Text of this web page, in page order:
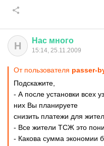
Н Нас много
15:14, 25.11.2009
От пользователя passer-
Подскажите,
- А после установки всех
них Вы планируете
снизить платежи для
- Все жители ТСЖ это
- Какова сумма экономии